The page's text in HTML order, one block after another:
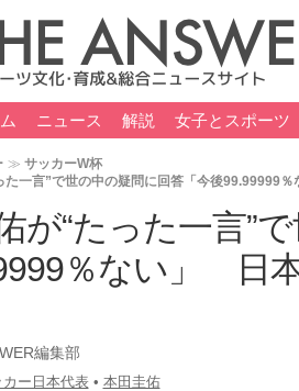
ニュース 解説 女子とスポーツ
サッカーW杯
た一言”で世の中の疑問に回答「今後99.99999
が“たった一言”
％ない」 日
編集部
カー日本代表• 本田圭佑